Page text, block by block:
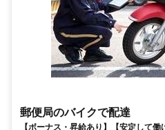
郵便局のバイクで配達
【ボーナス・昇給あり】【安定して